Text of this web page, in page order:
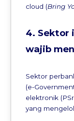
cloud (Bring
4. Sektor
wajib
Sektor
(e-
elektronik
yang